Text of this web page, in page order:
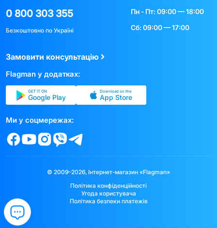
0 800 303 355
Безкоштовно по Україні
Пн - Пт: 09:00 — 18:00
Сб: 09:00 — 17:00
Замовити консультацію
Flagman у додатках:
GET IT ON
Google Play
Download on the
App Store
Ми у соцмережах:
© 2009–2026, Інтернет-магазин «Flagman»
Політика конфіденційності
Угода користувача
Політика безпеки платежів